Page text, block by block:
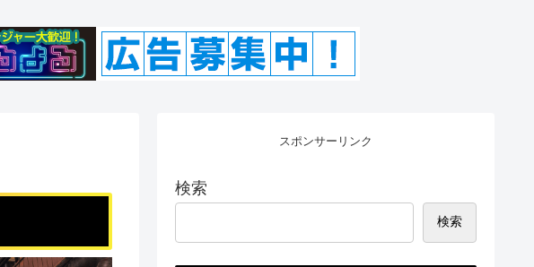
スポンサーリンク
検索
検索